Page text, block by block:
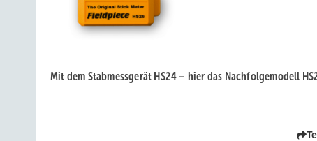
Mit dem Stabmessgerät HS24 – hier das Nachfolgemodell